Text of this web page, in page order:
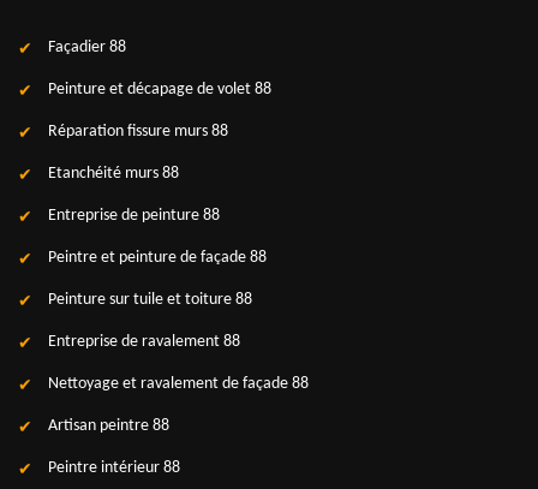
Façadier 88
Peinture et décapage de volet 88
Réparation fissure murs 88
Etanchéité murs 88
Entreprise de peinture 88
Peintre et peinture de façade 88
Peinture sur tuile et toiture 88
Entreprise de ravalement 88
Nettoyage et ravalement de façade 88
Artisan peintre 88
Peintre intérieur 88